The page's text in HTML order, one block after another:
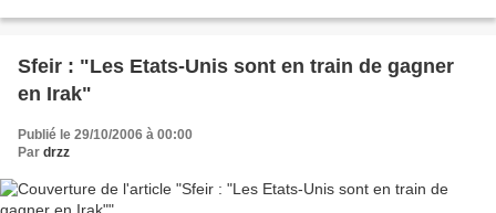
Sfeir : "Les Etats-Unis sont en train de gagner
en Irak"
Publié le 29/10/2006 à 00:00
Par drzz